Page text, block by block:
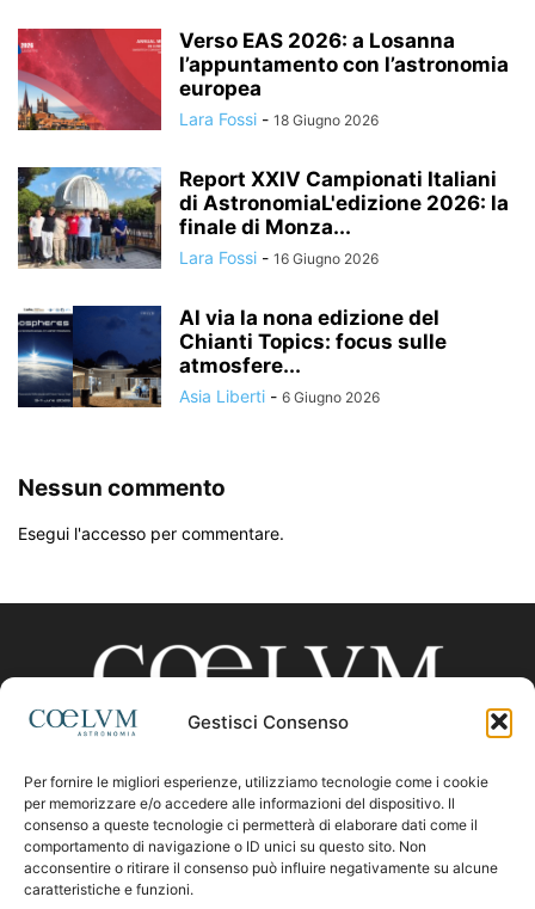
Gestisci Consenso
Per fornire le migliori esperienze, utilizziamo tecnologie come i cookie
per memorizzare e/o accedere alle informazioni del dispositivo. Il
consenso a queste tecnologie ci permetterà di elaborare dati come il
comportamento di navigazione o ID unici su questo sito. Non
acconsentire o ritirare il consenso può influire negativamente su alcune
caratteristiche e funzioni.
Verso EAS 2026: a Losanna
l’appuntamento con l’astronomia
europea
Lara Fossi - 18 Giugno 2026
Report XXIV Campionati Italiani
di AstronomiaL'edizione 2026: la
finale di Monza...
Lara Fossi - 16 Giugno 2026
Al via la nona edizione del
Chianti Topics: focus sulle
atmosfere...
Asia Liberti - 6 Giugno 2026
Nessun commento
Esegui l'accesso per commentare.
CHI SIAMO
Contattaci:coelumastro@coelum.com